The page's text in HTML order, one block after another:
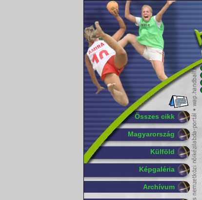
Összes cikk
Magyarország
Külföld
Képgaléria
Archívum